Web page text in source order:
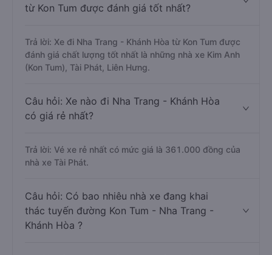
từ Kon Tum được đánh giá tốt nhất?
Trả lời: Xe đi Nha Trang - Khánh Hòa từ Kon Tum được
đánh giá chất lượng tốt nhất là những nhà xe Kim Anh
(Kon Tum), Tài Phát, Liên Hưng.
Câu hỏi: Xe nào đi Nha Trang - Khánh Hòa
có giá rẻ nhất?
Trả lời: Vé xe rẻ nhất có mức giá là 361.000 đồng của
nhà xe Tài Phát.
Câu hỏi: Có bao nhiêu nhà xe đang khai
thác tuyến đường Kon Tum - Nha Trang -
Khánh Hòa ?